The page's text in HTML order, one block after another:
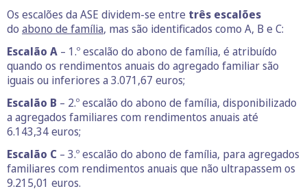
Os escalões da ASE dividem-se entre três escalões
do abono de família, mas são identificados como A, B e C:
Escalão A – 1.º escalão do abono de família, é atribuído
quando os rendimentos anuais do agregado familiar são
iguais ou inferiores a 3.071,67 euros;
Escalão B – 2.º escalão do abono de família, disponibilizado
a agregados familiares com rendimentos anuais até
6.143,34 euros;
Escalão C – 3.º escalão do abono de família, para agregados
familiares com rendimentos anuais que não ultrapassem os
9.215,01 euros.